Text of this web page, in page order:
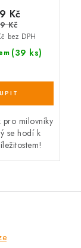
(39 ks)
bez DPH
Kč
Kč
pro milovníky
se hodí k